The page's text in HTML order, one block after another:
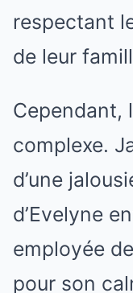
respectant
de leur
Cependant,
complexe.
d’une
d’Evelyne
employée
pour son